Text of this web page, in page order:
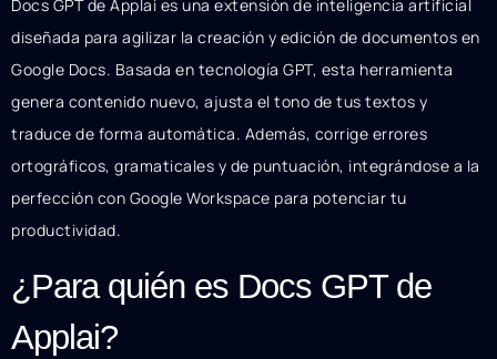
Docs GPT de Applai es una extensión de inteligencia artificial
diseñada para agilizar la creación y edición de documentos en
Google Docs. Basada en tecnología GPT, esta herramienta
genera contenido nuevo, ajusta el tono de tus textos y
traduce de forma automática. Además, corrige errores
ortográficos, gramaticales y de puntuación, integrándose a la
perfección con Google Workspace para potenciar tu
productividad.
¿Para quién es Docs GPT de
Applai?